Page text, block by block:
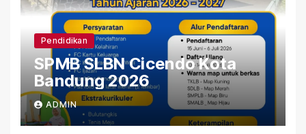
Pendidikan
SPMB SLBN Cicendo Kota
Bandung 2026
ADMIN